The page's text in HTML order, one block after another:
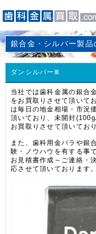
銀合金・シルバー製品
ダンシルバーⅢ
当社では歯科金属の銀合
をお買取りさせて頂いて
は毎日の地金相場・市況
頂いており、未開封
お買取りさせて頂いてお
また、歯科用金パラや銀
験・ノウハウを有する事
お見積書作成～ご連絡・
応させて頂いております。